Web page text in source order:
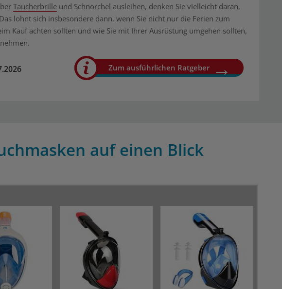
Taucherbrilleund Schnorchel ausleihen, denken Sie vielleicht daran,
lohnt sich insbesondere dann, wenn Sie nicht nur die Ferien zum
Kauf achten sollten und wie Sie mit Ihrer Ausrüstung umgehen sollten,
Zum ausführlichen Ratgeber
auf einen Blick